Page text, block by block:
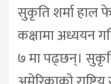
सुकृति शर्मा हाल
कक्षामा अध्ययन
७ मा पढ्छन्।